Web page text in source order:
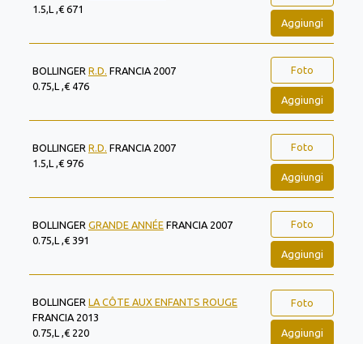
1.5,L ,€ 671
Aggiungi
BOLLINGER R.D. FRANCIA 2007
0.75,L ,€ 476
Foto
Aggiungi
BOLLINGER R.D. FRANCIA 2007
1.5,L ,€ 976
Foto
Aggiungi
BOLLINGER GRANDE ANNÉE FRANCIA 2007
0.75,L ,€ 391
Foto
Aggiungi
BOLLINGER LA CÔTE AUX ENFANTS ROUGE
FRANCIA 2013
0.75,L ,€ 220
Foto
Aggiungi